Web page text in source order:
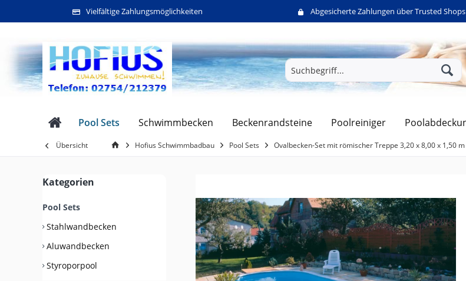
Vielfältige Zahlungsmöglichkeiten Abgesicherte Zahlungen über Trusted Shops
Pool Sets Schwimmbecken Beckenrandsteine Poolreiniger
Übersicht Hofius Schwimmbadbau Pool Sets Ovalbecken-Set mit römischer Treppe 3,20 x 8,00 x 1,50 m
Kategorien
Pool Sets
Stahlwandbecken
Aluwandbecken
Styroporpool